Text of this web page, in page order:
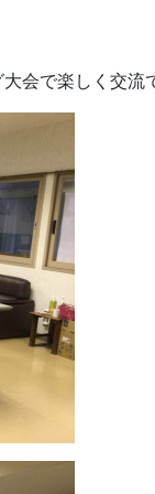
会で楽しく交流